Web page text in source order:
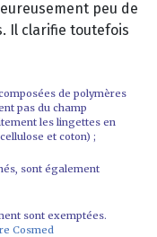
peu de
Il clarifie toutefois
de polymères
pas du champ
les lingettes en
et coton) ;
sont également
sont exemptées.
Cosmed